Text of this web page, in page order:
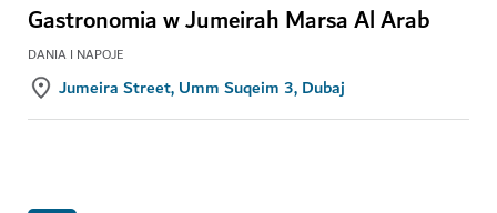
Gastronomia w Jumeirah Marsa Al Arab
DANIA I NAPOJE
Jumeira Street, Umm Suqeim 3, Dubaj